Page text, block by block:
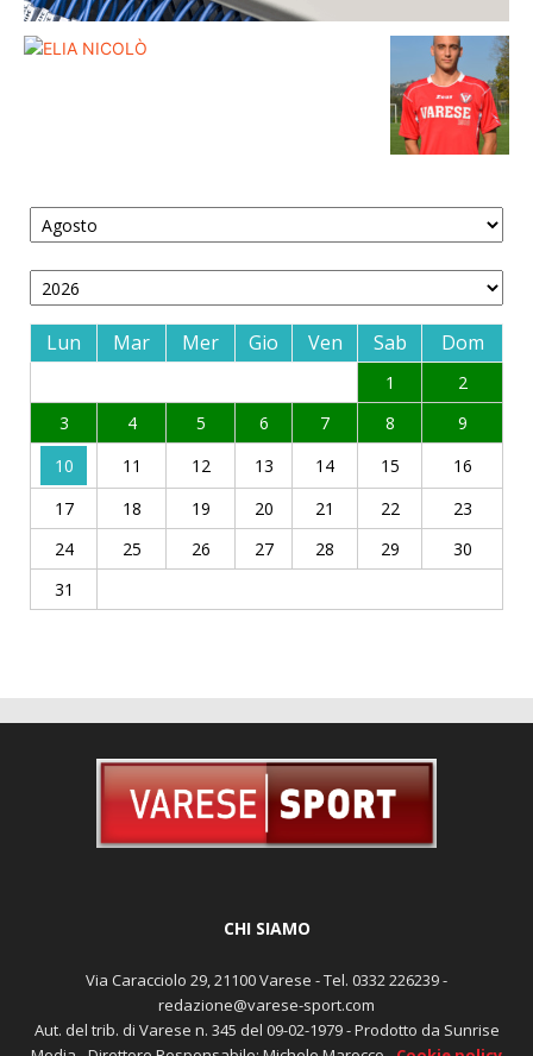
Lun Mar Mer Gio Ven Sab Dom
1
2
3
4 5 6 7 8
9
10
11 12 13 14 15
16
17
18 19 20 21 22
23
24
25 26 27 28 29
30
31
CHI SIAMO
Via Caracciolo 29, 21100 Varese - Tel. 0332 226239 -
redazione@varese-sport.com
Aut. del trib. di Varese n. 345 del 09-02-1979 - Prodotto da Sunrise